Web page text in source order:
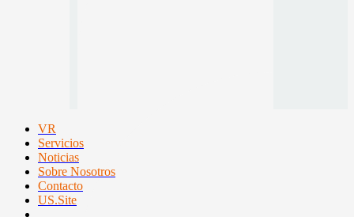
VR
Servicios
Noticias
Sobre Nosotros
Contacto
US.Site